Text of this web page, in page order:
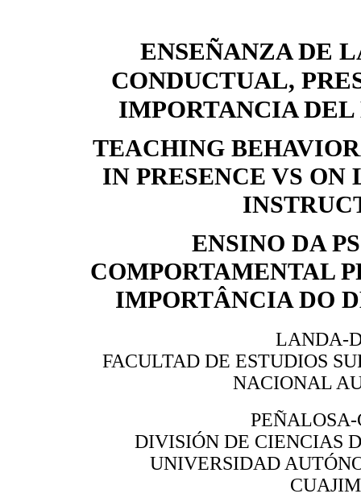
ENSEÑANZA DE
CONDUCTUAL,
IMPORTANCIA
TEACHING
IN PRESENCE VS
ENSINO DA
COMPORTAMENTAL
IMPORTÂNCIA DO
LANDA-
FACULTAD DE ESTUDIOS
NACIONAL
DIVISIÓN DE CIENCIAS
UNIVERSIDAD